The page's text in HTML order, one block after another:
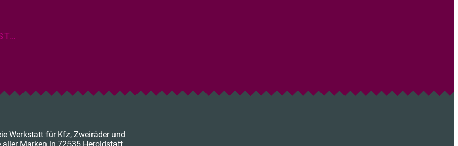
Werkstatt für Kfz, Zweiräder und